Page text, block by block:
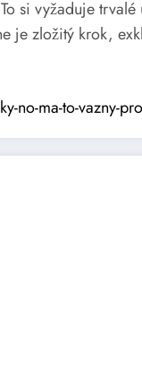
si vyžaduje
je zložitý krok,
no-ma-to-vazny-